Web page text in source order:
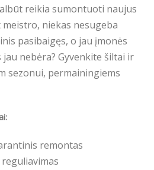
reikia sumontuoti naujus
niekas nesugeba
pasibaigęs, o jau įmonės
nebėra? Gyvenkite šiltai ir
sezonui, permainingiems
remontas